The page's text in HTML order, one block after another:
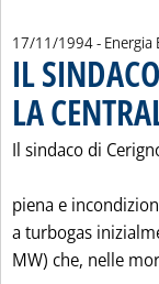
17/11/1994- Energia
IL
LA
Il sindaco di
piena e
a turbogas
MW) che, nelle